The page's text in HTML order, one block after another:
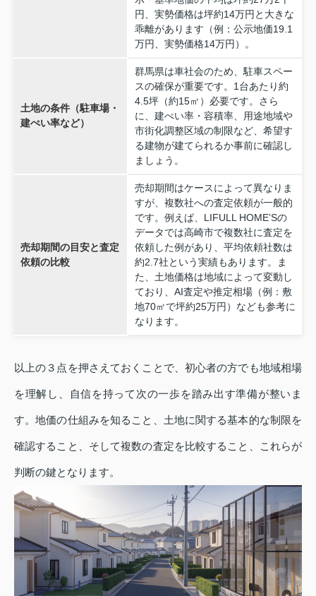
円、実勢価格は坪約14万円と大きな
乖離があります（例：公示地価19.1
万円、実勢価格14万円）。
土地の条件（駐車場・
建ぺい率など）
群馬県は車社会のため、駐車スペー
スの確保が重要です。1台あたり約
4.5坪（約15㎡）必要です。さら
に、建ぺい率・容積率、用途地域や
市街化調整区域の制限など、希望す
る建物が建てられるか事前に確認し
ましょう。
売却期間の目安と査定
依頼の比較
売却期間はケースによって異なりま
すが、複数社への査定依頼が一般的
です。例えば、LIFULL HOME’Sの
データでは高崎市で複数社に査定を
依頼した例があり、平均依頼社数は
約2.7社という実績もあります。ま
た、土地価格は地域によって変動し
ており、AI査定や推定相場（例：敷
地70㎡で坪約25万円）なども参考に
なります。
以上の３点を押さえておくことで、初心者の方でも地域相場
を理解し、自信を持って次の一歩を踏み出す準備が整いま
す。地価の仕組みを知ること、土地に関する基本的な制限を
確認すること、そして複数の査定を比較すること、これらが
判断の鍵となります。